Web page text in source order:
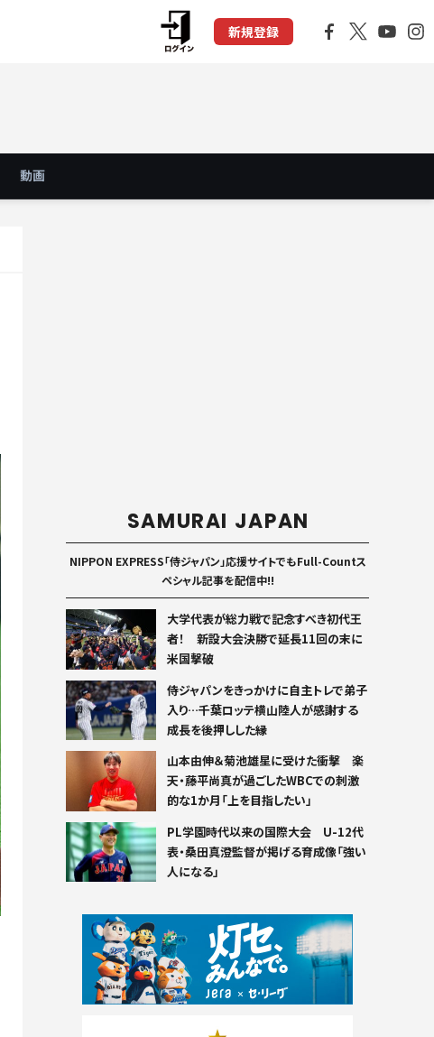
新規登録
動画
SAMURAI JAPAN
NIPPON EXPRESS「侍ジャパン」応援サイトでもFull-Countス
ペシャル記事を配信中!!
大学代表が総力戦で記念すべき初代王
者！ 新設大会決勝で延長11回の末に
米国撃破
侍ジャパンをきっかけに自主トレで弟子
入り…千葉ロッテ横山陸人が感謝する
成長を後押しした縁
山本由伸＆菊池雄星に受けた衝撃 楽
天・藤平尚真が過ごしたWBCでの刺激
的な1か月「上を目指したい」
PL学園時代以来の国際大会 U-12代
表・桑田真澄監督が掲げる育成像「強い
人になる」